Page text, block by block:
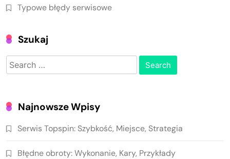
Typowe błędy serwisowe
Szukaj
Search
for:
Najnowsze Wpisy
Serwis Topspin: Szybkość, Miejsce, Strategia
Błędne obroty: Wykonanie, Kary, Przykłady